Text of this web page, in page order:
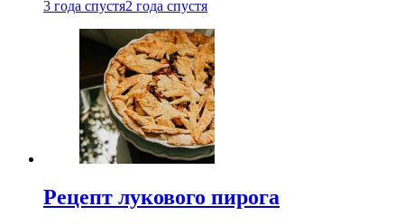
3 года спустя2 года спустя
Рецепт лукового пирога